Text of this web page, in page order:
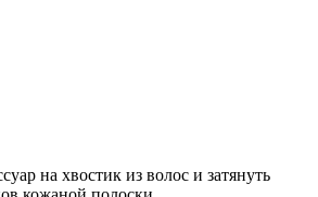
на хвостик из волос и затянуть